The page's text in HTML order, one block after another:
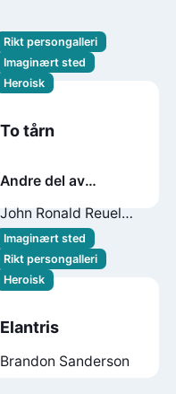
Rikt persongalleri
Imaginært sted
Heroisk
To tårn
Andre del av
John Ronald Reuel
Tolkien
Imaginært sted
Rikt persongalleri
Heroisk
Elantris
Brandon Sanderson